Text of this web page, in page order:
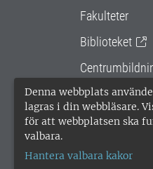
Denna webbplats
lagras i din webbläsare.
för att webbplatsen ska
valbara.
Hantera valbara kakor
Fakulteter
Biblioteket